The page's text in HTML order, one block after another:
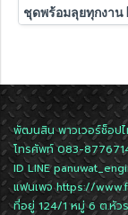
พัฒนสิน พาวเวอร์ช็อป
โทรศัพท์ 083-
ID LINE
แฟนเพจhttps://
ที่อยู่ 124/1 หมู่ 6 ต.หั